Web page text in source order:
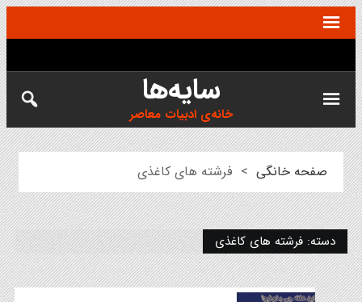
سایه‌ها
خانه‌ی ادبیات معاصر
صفحه خانگی > فرشته های کاغذی
دسته: فرشته های کاغذی